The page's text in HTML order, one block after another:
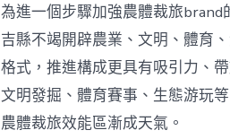
為進一個步驟加強農體裁旅brand
吉縣不竭開辟農業、文明、體育
格式，推進構成更具有吸引力、
文明發掘、體育賽事、生態游玩
農體裁旅效能區漸成天氣。